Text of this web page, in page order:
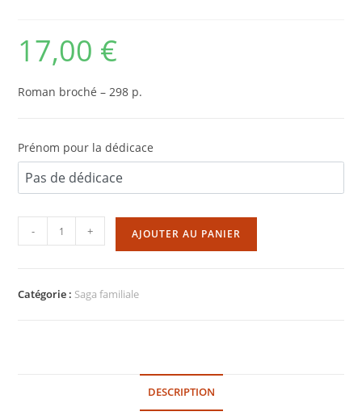
17,00 €
Roman broché – 298 p.
Prénom pour la dédicace
quantité
de
Choc
- + AJOUTER AU PANIER
Catégorie : Saga familiale
DESCRIPTION